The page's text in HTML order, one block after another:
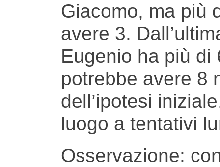
Giacomo, ma più
avere 3.
Eugenio ha più di
potrebbe avere 8
dell’ipotesi
luogo a tentativi
Osservazione: